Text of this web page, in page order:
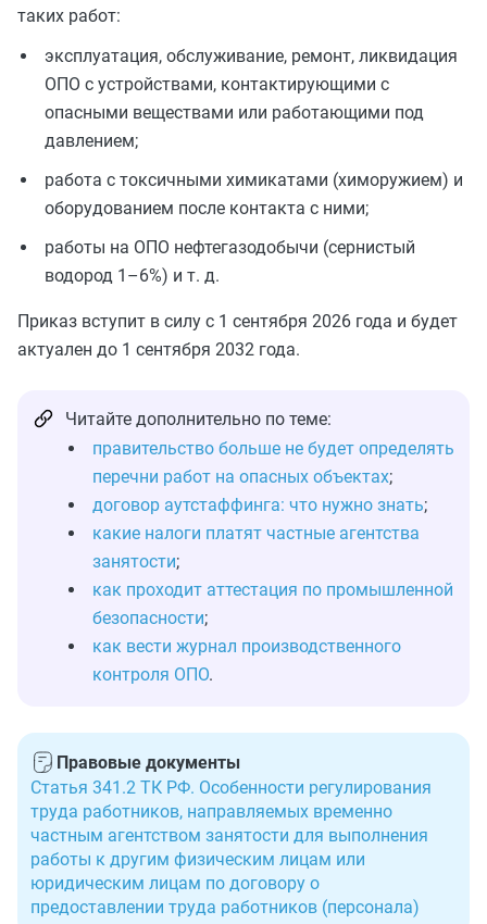
таких работ:
эксплуатация, обслуживание, ремонт, ликвидация
ОПО с устройствами, контактирующими с
опасными веществами или работающими под
давлением;
работа с токсичными химикатами (химоружием) и
оборудованием после контакта с ними;
работы на ОПО нефтегазодобычи (сернистый
водород 1–6%) и т. д.
Приказ вступит в силу с 1 сентября 2026 года и будет
актуален до 1 сентября 2032 года.
Читайте дополнительно по теме:
правительство больше не будет определять
перечни работ на опасных объектах;
договор аутстаффинга: что нужно знать;
какие налоги платят частные агентства
занятости;
как проходит аттестация по промышленной
безопасности;
как вести журнал производственного
контроля ОПО.
Правовые документы
Статья 341.2 ТК РФ. Особенности регулирования
труда работников, направляемых временно
частным агентством занятости для выполнения
работы к другим физическим лицам или
юридическим лицам по договору о
предоставлении труда работников (персонала)